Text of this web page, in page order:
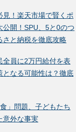
！楽天市場で賢くポ
公開！SPU、5と0のつ
さと納税を徹底攻略
全員に2万円給付を表
となる可能性は？徹底
」問題、子どもたち
意外な事実